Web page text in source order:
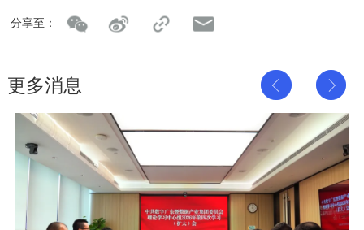
分享至：
更多消息